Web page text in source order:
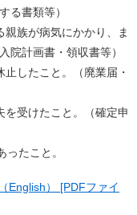
る書類等）
親族が病気にかかり、ま
院計画書・領収書等）
止したこと。（廃業届・
を受けたこと。（確定申
ったこと。
English） [PDFファイ